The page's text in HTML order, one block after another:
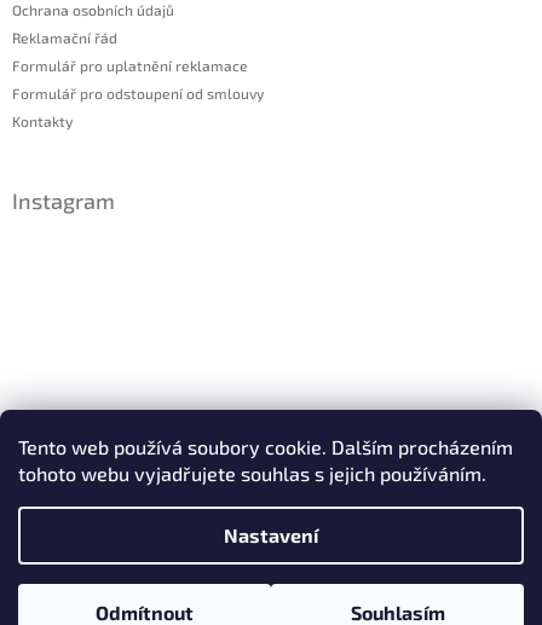
Tento web používá soubory cookie. Dalším procházením
tohoto webu vyjadřujete souhlas s jejich používáním.
Nastavení
Odmítnout Souhlasím
Ochrana osobních údajů
Reklamační řád
Formulář pro uplatnění reklamace
Formulář pro odstoupení od smlouvy
Kontakty
Instagram
Sledovat na Instagramu
Facebook
Vytvořil Shoptet Copyright 2026 . Všechna práva vyhrazena.